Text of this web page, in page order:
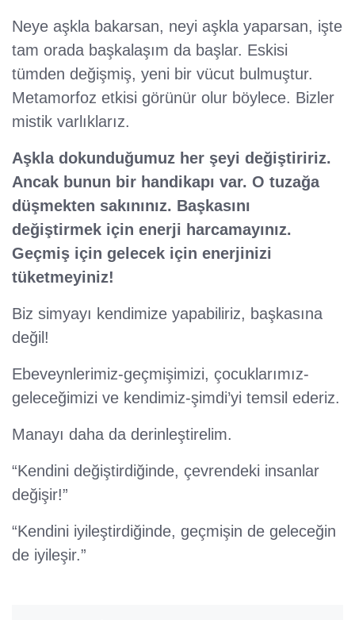
Neye aşkla bakarsan, neyi aşkla yaparsan, işte
tam orada başkalaşım da başlar. Eskisi
tümden değişmiş, yeni bir vücut bulmuştur.
Metamorfoz etkisi görünür olur böylece. Bizler
mistik varlıklarız.
Aşkla dokunduğumuz her şeyi değiştiririz.
Ancak bunun bir handikapı var. O tuzağa
düşmekten sakınınız. Başkasını
değiştirmek için enerji harcamayınız.
Geçmiş için gelecek için enerjinizi
tüketmeyiniz!
Biz simyayı kendimize yapabiliriz, başkasına
değil!
Ebeveynlerimiz-geçmişimizi, çocuklarımız-
geleceğimizi ve kendimiz-şimdi’yi temsil ederiz.
Manayı daha da derinleştirelim.
“Kendini değiştirdiğinde, çevrendeki insanlar
değişir!”
“Kendini iyileştirdiğinde, geçmişin de geleceğin
de iyileşir.”